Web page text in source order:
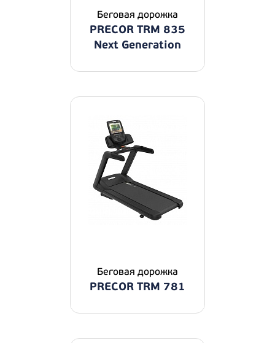
Беговая дорожка
PRECOR TRM 835
Next Generation
Беговая дорожка
PRECOR TRM 781